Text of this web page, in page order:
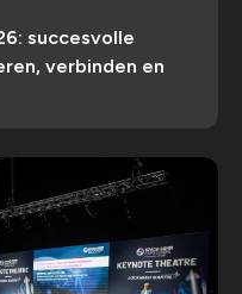
succesvolle
verbinden en